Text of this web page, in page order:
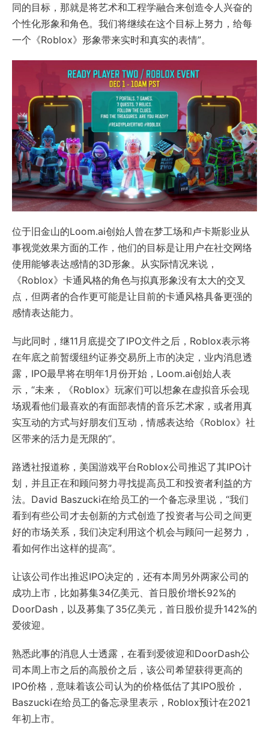
同的目标，那就是将艺术和工程学融合来创造令人兴奋的
个性化形象和角色。我们将继续在这个目标上努力，给每
一个《Roblox》形象带来实时和真实的表情”。
位于旧金山的Loom.ai创始人曾在梦工场和卢卡斯影业从
事视觉效果方面的工作，他们的目标是让用户在社交网络
使用能够表达感情的3D形象。从实际情况来说，
《Roblox》卡通风格的角色与拟真形象没有太大的交叉
点，但两者的合作更可能是让目前的卡通风格具备更强的
感情表达能力。
与此同时，继11月底提交了IPO文件之后，Roblox表示将
在年底之前暂缓纽约证券交易所上市的决定，业内消息透
露，IPO最早将在明年1月份开始，Loom.ai创始人表
示，“未来，《Roblox》玩家们可以想象在虚拟音乐会现
场观看他们最喜欢的有面部表情的音乐艺术家，或者用真
实互动的方式与好朋友们互动，情感表达给《Roblox》社
区带来的活力是无限的”。
路透社报道称，美国游戏平台Roblox公司推迟了其IPO计
划，并且正在和顾问努力寻找提高员工和投资者利益的方
法。David Baszucki在给员工的一个备忘录里说，“我们
看到有些公司才去创新的方式创造了投资者与公司之间更
好的市场关系，我们决定利用这个机会与顾问一起努力，
看如何作出这样的提高”。
让该公司作出推迟IPO决定的，还有本周另外两家公司的
成功上市，比如募集34亿美元、首日股价增长92%的
DoorDash，以及募集了35亿美元，首日股价提升142%的
爱彼迎。
熟悉此事的消息人士透露，在看到爱彼迎和DoorDash公
司本周上市之后的高股价之后，该公司希望获得更高的
IPO价格，意味着该公司认为的价格低估了其IPO股价，
Baszucki在给员工的备忘录里表示，Roblox预计在2021
年初上市。